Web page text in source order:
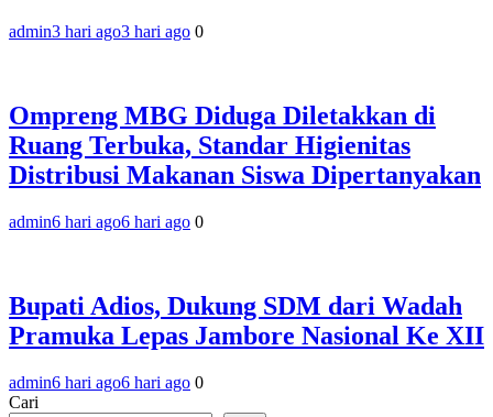
admin3 hari ago3 hari ago 0
Ompreng MBG Diduga Diletakkan di
Ruang Terbuka, Standar Higienitas
Distribusi Makanan Siswa Dipertanyakan
admin6 hari ago6 hari ago 0
Bupati Adios, Dukung SDM dari Wadah
Pramuka Lepas Jambore Nasional Ke XII
admin6 hari ago6 hari ago 0
Cari